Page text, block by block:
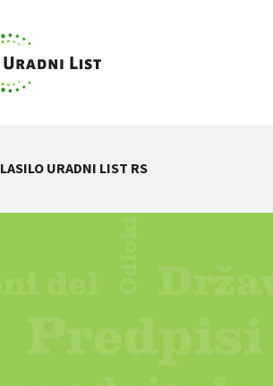
LASILO URADNI LIST RS